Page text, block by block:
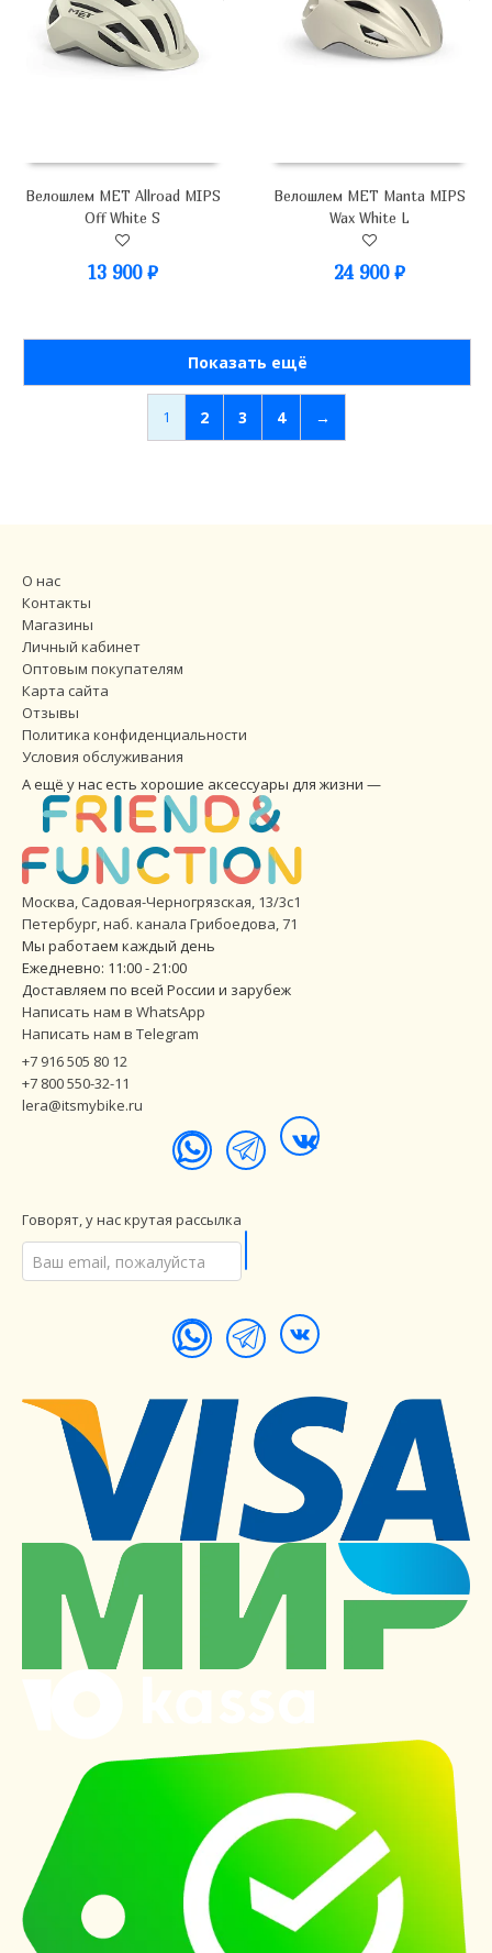
Велошлем MET Allroad MIPS
Off White S
13 900₽
Велошлем MET Manta MIPS
Wax White L
24 900 ₽
Показать ещё
1 2 3 4 →
О нас
Контакты
Магазины
Личный кабинет
Оптовым покупателям
Карта сайта
Отзывы
Политика конфиденциальности
Условия обслуживания
А ещё у нас есть хорошие аксессуары для жизни —
Москва, Садовая-Черногрязская, 13/3с1
Петербург,наб. канала Грибоедова, 71
Мы работаем каждый день
Ежедневно: 11:00 - 21:00
Доставляем по всей России и зарубеж
Написать нам в WhatsApp
Написать нам в Telegram
+7 916 505 80 12
+7 800 550-32-11
lera@itsmybike.ru
Говорят, у нас крутая рассылка